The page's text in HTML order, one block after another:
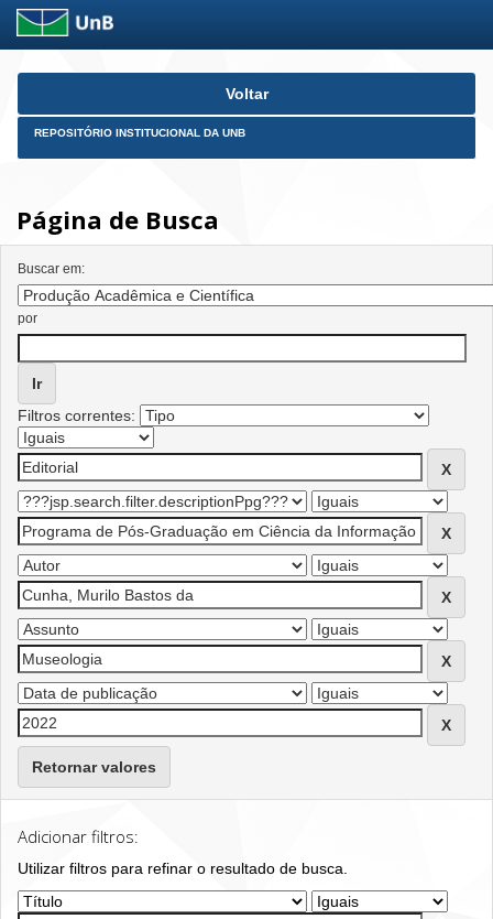
Skip
Voltar
REPOSITÓRIO INSTITUCIONAL DA UNB
Página de Busca
Buscar em:
por
Filtros correntes:
Retornar valores
Adicionar filtros:
Utilizar filtros para refinar o resultado de busca.